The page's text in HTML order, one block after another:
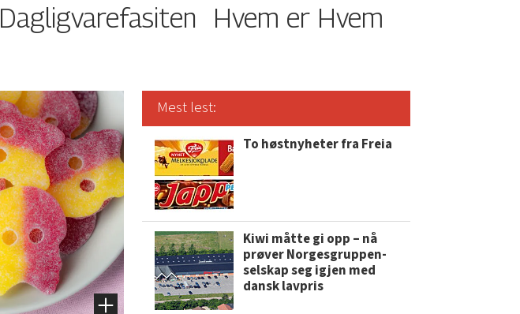
Dagligvarefasiten Hvem er Hvem
Mest lest:
To høstnyheter fra Freia
Kiwi måtte gi opp – nå
prøver Norgesgruppen-
selskap seg igjen med
dansk lavpris